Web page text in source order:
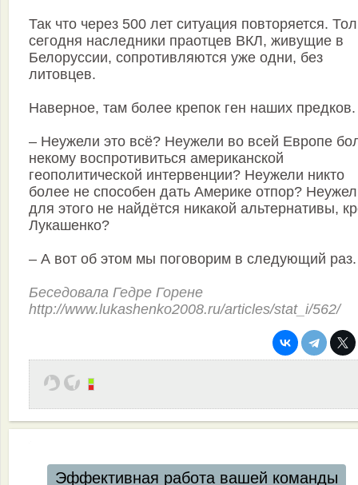
Так что через 500 лет ситуация повторяется.
сегодня наследники праотцев ВКЛ, живущие в
Белоруссии, сопротивляются уже одни, без
литовцев.
Наверное, там более крепок ген наших предков.
– Неужели это всё? Неужели во всей Европе
некому воспротивиться американской
геополитической интервенции? Неужели никто
более не способен дать Америке отпор?
для этого не найдётся никакой альтернативы,
Лукашенко?
– А вот об этом мы поговорим в следующий раз.
Беседовала Гедре Горене
http://www.lukashenko2008.ru/articles/stat_i/562/